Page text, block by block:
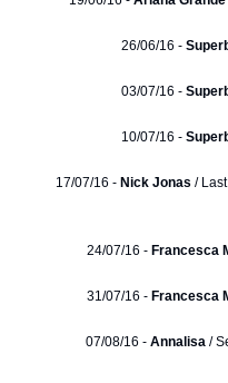
26/06/16 -
03/07/16 -
10/07/16 -
17/07/16 - Nick Jonas /
24/07/16 - Francesca
31/07/16 - Francesca
07/08/16 - Annalisa /